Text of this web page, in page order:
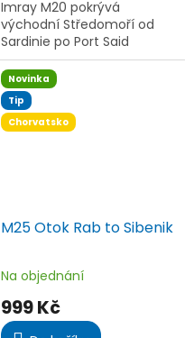
hvězdiček.
Imray M20 pokrývá
východní Středomoří od
Sardinie po Port Said
včetně Černého moře.
Vydání obsahuje
aktualizované křivky
magnetické deklinace a je
tištěno...
Novinka
Tip
Chorvatsko
M25 Otok Rab to Sibenik
Průměrné
hodnocení
produktu
je
Na objednání
999 Kč